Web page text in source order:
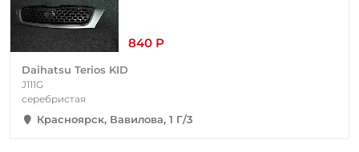
840 Р
Daihatsu Terios KID
J111G
серебристая
Красноярск, Вавилова, 1 Г/3